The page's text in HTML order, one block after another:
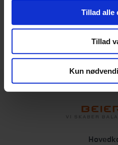
Tillad alle
Tillad
Kun
Moms og